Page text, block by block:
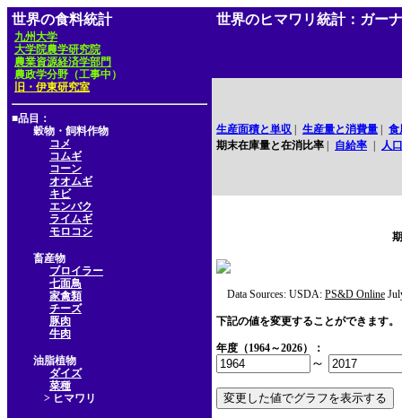
世界の食料統計
九州大学
大学院農学研究院
農業資源経済学部門
農政学分野（工事中）
旧・伊東研究室
■品目：
穀物・飼料作物
コメ
コムギ
コーン
オオムギ
キビ
エンバク
ライムギ
モロコシ
畜産物
ブロイラー
七面鳥
家禽類
チーズ
豚肉
牛肉
油脂植物
ダイズ
菜種
> ヒマワリ
世界のヒマワリ統計：ガーナ
生産面積と単収 生産量と消費量
食
期末在庫量と在消比率
自給率 人口
Data Sources: USDA: PS&D Online
下記の値を変更することができます。
年度（1964～2026）：
～